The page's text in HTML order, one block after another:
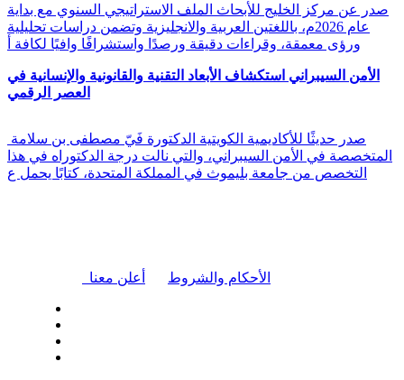
صدر عن مركز الخليج للأبحاث الملف الاستراتيجي السنوي مع بداية
عام 2026م، باللغتين العربية والانجليزية وتضمن دراسات تحليلية
ورؤى معمقة، وقراءات دقيقة ورصدًا واستشرافًا وافيًا لكافة أ
الأمن السيبراني استكشاف الأبعاد التقنية والقانونية والإنسانية في
العصر الرقمي
المتخصصة في الأمن السيبراني، والتي نالت درجة الدكتوراه في هذا
التخصص من جامعة بليموث في المملكة المتحدة، كتابًا يحمل ع
أعلن معنا الأحكام والشروط